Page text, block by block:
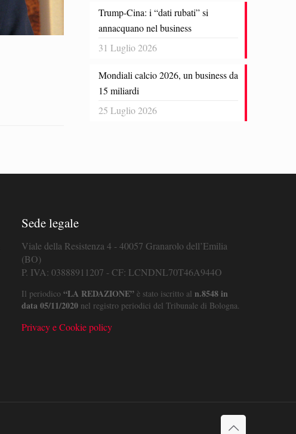
Trump-Cina: i “dati rubati” si
annacquano nel business
31 Luglio 2026
Mondiali calcio 2026, un business da
15 miliardi
25 Luglio 2026
Sede legale
Viale della Resistenza 4 - 40057 Granarolo dell’Emilia
(BO)
P. IVA: 03888911207 - CF: LCNDNL70T46A944O
Il periodico “LA REDAZIONE”è stato iscritto al n.8548 in
data 05/11/2020nel registro periodici del Tribunale di Bologna.
Privacy e Cookie policy